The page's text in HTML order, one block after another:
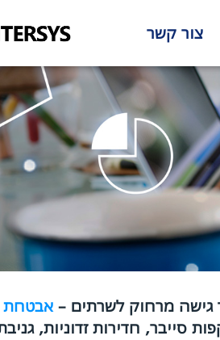
צור קשר
גישה מרחוק לשרתים – אבטחת
סייבר, חדירות זדוניות,